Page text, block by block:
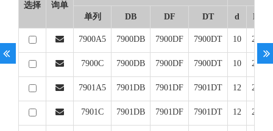
选择 询单
单列 DB DF DT d D
7900A5 7900DB 7900DF 7900DT 10 22
7900C 7900DB 7900DF 7900DT 10 22
7901A5 7901DB 7901DF 7901DT 12 24
7901C 7901DB 7901DF 7901DT 12 24